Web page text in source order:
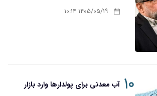
۱۴۰۵/۰۵/۱۹ ۱۰:۱۴
۱۰ آب معدنی برای پولدارها وارد بازار